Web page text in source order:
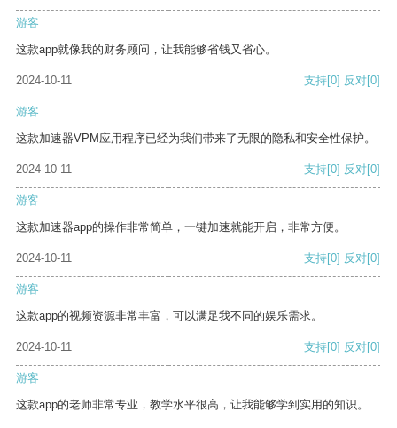
游客
这款app就像我的财务顾问，让我能够省钱又省心。
2024-10-11 支持[0] 反对[0]
游客
这款加速器VPM应用程序已经为我们带来了无限的隐私和安全性保护。
2024-10-11 支持[0] 反对[0]
游客
这款加速器app的操作非常简单，一键加速就能开启，非常方便。
2024-10-11 支持[0] 反对[0]
游客
这款app的视频资源非常丰富，可以满足我不同的娱乐需求。
2024-10-11 支持[0] 反对[0]
游客
这款app的老师非常专业，教学水平很高，让我能够学到实用的知识。